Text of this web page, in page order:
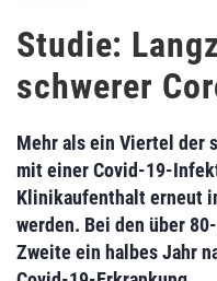
Studie:
schwerer
Mehr als ein Viertel der
mit einer Covid-19-
Klinikaufenthalt erneut
werden. Bei den über
Zweite ein halbes Jahr